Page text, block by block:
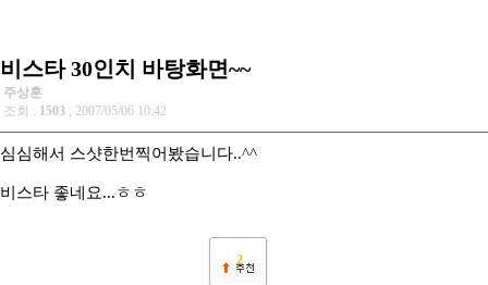
비스타 30인치 바탕화면~~
주상훈
조회 : 1503 , 2007/05/06 10:42
심심해서 스샷한번찍어봤습니다..^^
비스타 좋네요...ㅎㅎ
2